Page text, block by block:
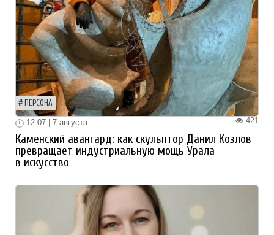
ПЕРСОНА
421
12:07 | 7 августа
Каменский авангард: как скульптор Данил Козлов
превращает индустриальную мощь Урала
в искусство